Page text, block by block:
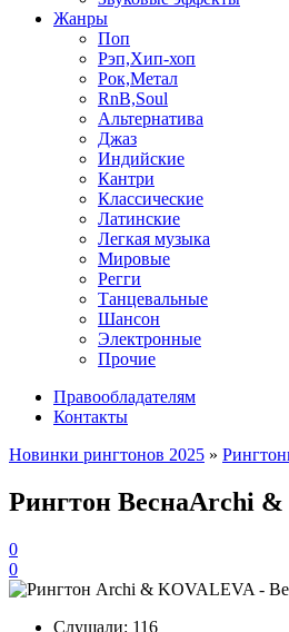
Жанры
Поп
Рэп,Хип-хоп
Рок,Метал
RnB,Soul
Альтернатива
Джаз
Индийские
Кантри
Классические
Латинские
Легкая музыка
Мировые
Регги
Танцевальные
Шансон
Электронные
Прочие
Правообладателям
Контакты
Новинки рингтонов 2025 »
Рингтон ВеснаArchi &
0
0
Слушали: 116